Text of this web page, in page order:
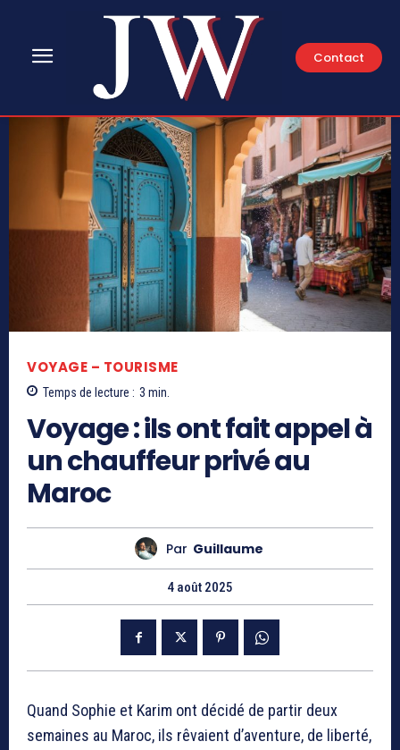
Contact
VOYAGE – TOURISME
Temps de lecture : 3 min.
Voyage : ils ont fait appel à
un chauffeur privé au
Maroc
Par Guillaume
4 août 2025
Quand Sophie et Karim ont décidé de partir deux
semaines au Maroc, ils rêvaient d’aventure, de liberté,